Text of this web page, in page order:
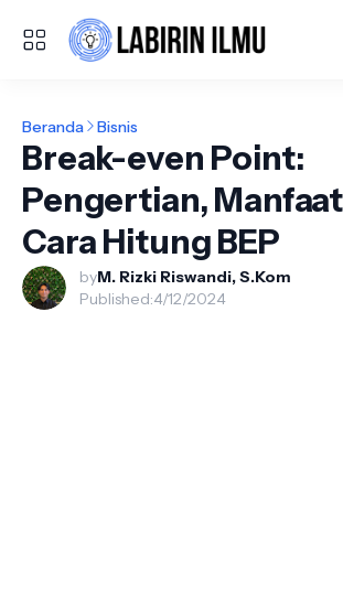
Beranda Bisnis
Break-even Point:
Pengertian,
Cara Hitung BEP
byM. Rizki Riswandi, S.Kom
Published:4/12/2024